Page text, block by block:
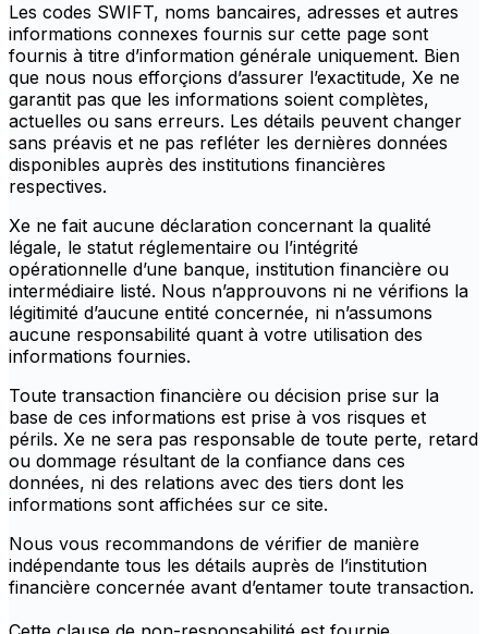
Les codes SWIFT, noms bancaires, adresses et autres
informations connexes fournis sur cette page sont
fournis à titre d’information générale uniquement. Bien
que nous nous efforçions d’assurer l’exactitude, Xe ne
garantit pas que les informations soient complètes,
actuelles ou sans erreurs. Les détails peuvent changer
sans préavis et ne pas refléter les dernières données
disponibles auprès des institutions financières
respectives.
Xe ne fait aucune déclaration concernant la qualité
légale, le statut réglementaire ou l’intégrité
opérationnelle d’une banque, institution financière ou
intermédiaire listé. Nous n’approuvons ni ne vérifions la
légitimité d’aucune entité concernée, ni n’assumons
aucune responsabilité quant à votre utilisation des
informations fournies.
Toute transaction financière ou décision prise sur la
base de ces informations est prise à vos risques et
périls. Xe ne sera pas responsable de toute perte, retard
ou dommage résultant de la confiance dans ces
données, ni des relations avec des tiers dont les
informations sont affichées sur ce site.
Nous vous recommandons de vérifier de manière
indépendante tous les détails auprès de l’institution
financière concernée avant d’entamer toute transaction.